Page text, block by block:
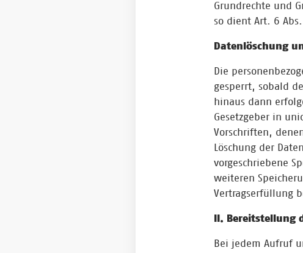
Grundrechte und
so dient Art. 6
Datenlöschung
Die
gesperrt, sobald
hinaus dann
Gesetzgeber in
Vorschriften,
Löschung der
vorgeschriebene
weiteren
Vertragserfüllung
II. Bereitstellung
Bei jedem Aufruf